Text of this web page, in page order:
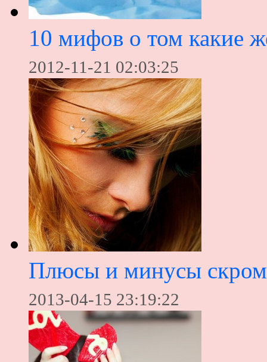
10 мифов о том какие
2012-11-21 02:03:25
Плюсы и минусы
2013-04-15 23:19:22